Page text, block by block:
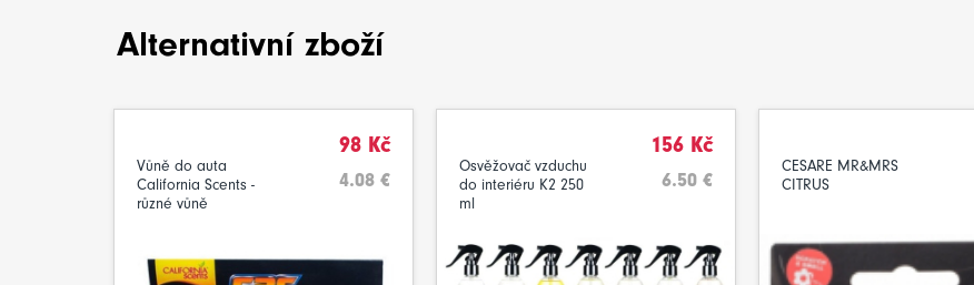
Alternativní zboží
Vůně do auta
California Scents -
různé vůně
98 Kč
4.08 €
Osvěžovač vzduchu
do interiéru K2 250
ml
156 Kč
6.50 €
CESARE MR&MRS
CITRUS